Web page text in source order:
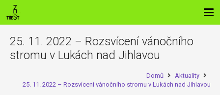
25. 11. 2022 – Rozsvícení vánočního
stromu v Lukách nad Jihlavou
Domů
Aktuality
25. 11. 2022 – Rozsvícení vánočního stromu v Lukách nad Jihlavou